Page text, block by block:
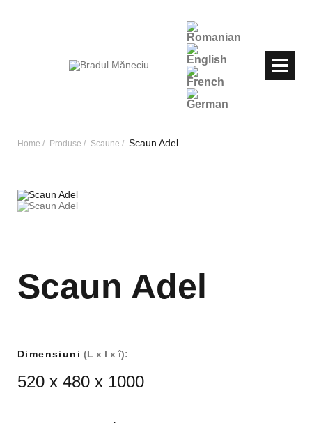
Home Produse Scaune Scaun Adel
Scaun Adel
Dimensiuni (L x l x î):
520 x 480 x 1000